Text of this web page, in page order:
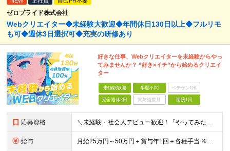
ゼロプライド株式会社
Webクリエイター◆未経験大歓迎◆年間休日130日以上◆フルリモ
も可◆週休3日選択可◆充実の研修あり
好きな仕事、Webクリエイターを未経験からやっ
てみませんか？ “好き×イチ”から始めるクリエイ
ター
未経験歓迎 学歴不問 ベテランOK
完全週休2日 賞与複数月 面接1回
応募資格 ＼未経験・社会人デビュー歓迎！「やってみたい」が志望動機でもOK／ ◆学歴不問 ◎意欲・人柄重視の採用です！ ◎応募にあたって必須の条件はありません！ ┗社会人経験がない ┗ブランクがある という方
給与 月給25万円～50万円＋賞与年1回＋各種手当 ※経験・能力などを考慮の上、決定いたします ※月給には固定残業代（月1万5691円/9時間分）を含みます ┗超過分は別途支給 ┗残業が0時間の場合も全額